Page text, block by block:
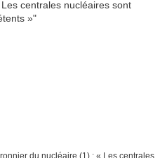
du nucléaire (1) : « Les centrales